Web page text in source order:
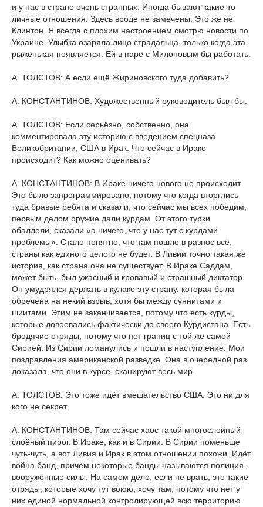
и у нас в стране очень странных. Иногда бывают какие-то
личные отношения. Здесь вроде не замечены. Это же не
Клинтон. Я всегда с плохим настроением смотрю новости по
Украине. Улыбка озаряла лицо страдальца, только когда эта
рыженькая появляется. Ей в паре с Милоновым бы работать.
А. ТОЛСТОВ: А если ещё Жириновского туда добавить?
А. КОНСТАНТИНОВ: Художественный руководитель был бы.
А. ТОЛСТОВ: Если серьёзно, собственно, она
комментировала эту историю с введением спецназа
Великобритании, США в Ирак. Что сейчас в Ираке
происходит? Как можно оценивать?
А. КОНСТАНТИНОВ: В Ираке ничего нового не происходит.
Это было запрограммировано, потому что когда вторглись
туда бравые ребята и сказали, что сейчас мы всех победим,
первым делом оружие дали курдам. От этого турки
обалдели, сказали «а ничего, что у нас тут с курдами
проблемы». Стало понятно, что там пошло в разнос всё,
страны как единого целого не будет. В Ливии точно такая же
история, как страна она не существует. В Ираке Саддам,
может быть, был ужасный и кровавый и страшный диктатор.
Он умудрялся держать в кулаке эту страну, которая была
обречена на некий взрыв, хотя бы между суннитами и
шиитами. Этим не заканчивается, потому что есть курды,
которые довоевались фактически до своего Курдистана. Есть
бродячие отряды, потому что нет границ с той же самой
Сирией. Из Сирии ломанулись и пошли в наступление. Мои
поздравления американской разведке. Она в очередной раз
доказала, что они в курсе, сканируют весь мир.
А. ТОЛСТОВ: Это тоже идёт вмешательство США. Это ни для
кого не секрет.
А. КОНСТАНТИНОВ: Там сейчас хаос такой многослойный
слоёный пирог. В Ираке, как и в Сирии. В Сирии поменьше
чуть-чуть, а вот Ливия и Ирак в этом отношении похожи. Идёт
война банд, причём некоторые банды называются полиция,
вооружённые силы. На самом деле, если не врать, это такие
отряды, которые хочу тут воюю, хочу там, потому что нет у
них единой нормальной контролирующей всю территорию